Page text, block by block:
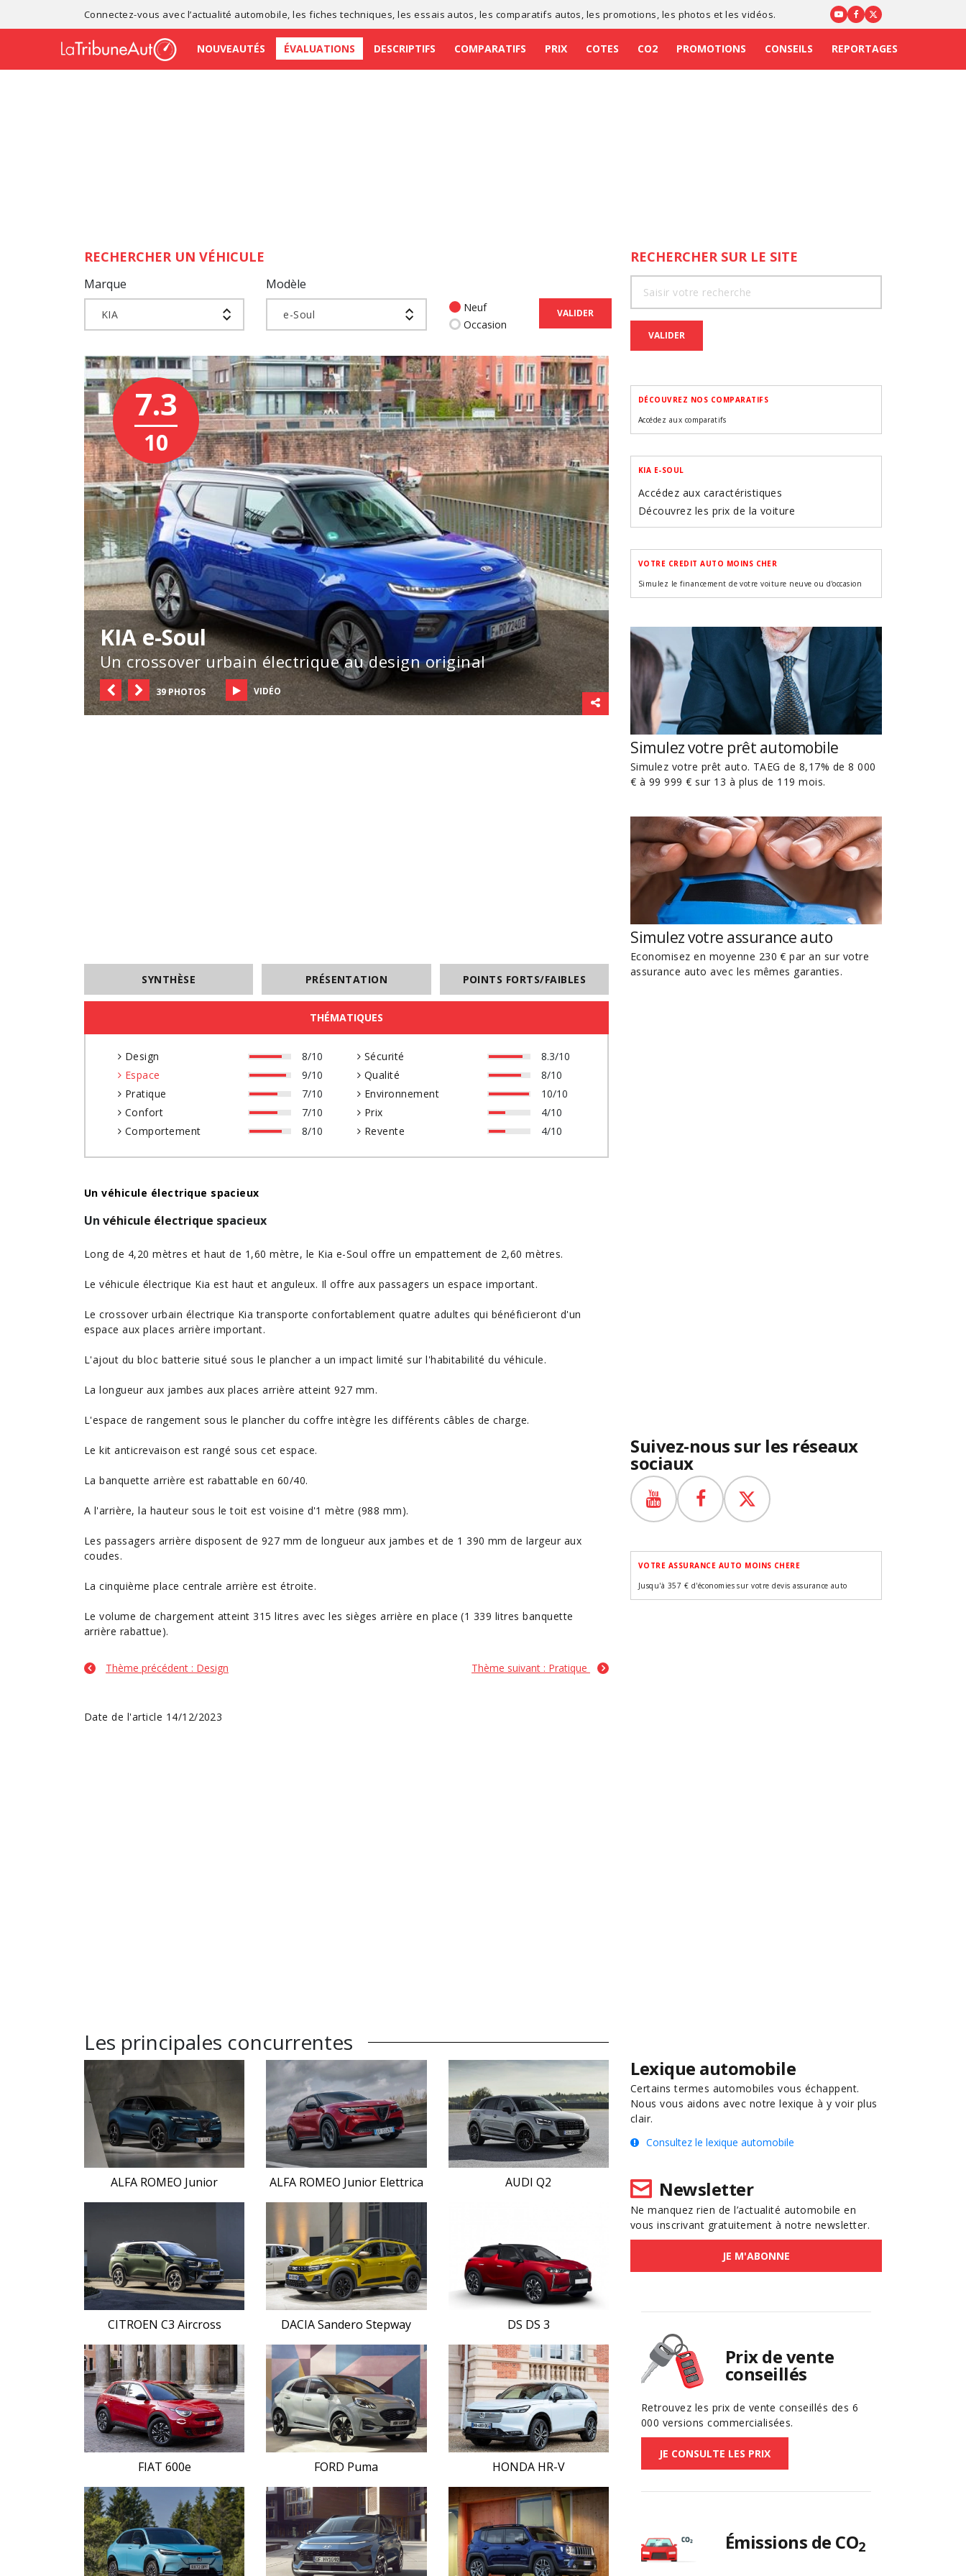
Connectez-vous avec l’actualité automobile , lesfiches techniques , lesessais autos , les comparatifs autos , les promotions , les photos et les vidéos.
NOUVEAUTÉS ÉVALUATIONS DESCRIPTIFS COMPARATIFS PRIX COTES CO2 PROMOTIONS CONSEILS REPORTAGES
RECHERCHER UN VÉHICULE
Marque
KIA
Modèle
e-Soul
Neuf
Occasion
VALIDER
7.3
10
KIA e-Soul
Un crossover urbain électrique au design original
39 PHOTOS VIDÉO
SYNTHÈSE PRÉSENTATION POINTS FORTS/FAIBLES
THÉMATIQUES
Design
8/10
Espace
9/10
Pratique
7/10
Confort
7/10
Comportement
8/10
Sécurité
8.3/10
Qualité
8/10
Environnement
10/10
Prix
4/10
Revente
4/10
Un véhicule électrique spacieux
Un véhicule électrique spacieux
Long de 4,20 mètres et haut de 1,60 mètre, le Kia e-Soul offre un empattement de 2,60 mètres.
Le véhicule électrique Kia est haut et anguleux. Il offre aux passagers unespace important.
Le crossover urbain électrique Kia transporte confortablement quatre adultes qui bénéficieront d'un
espace aux places arrière important.
L'ajout du bloc batterie situé sous le plancher a un impact limité sur l'habitabilité du véhicule.
La longueur aux jambes aux places arrière atteint 927 mm.
L'espace de rangement sous le plancher du coffre intègre les différents câbles de charge.
Le kit anticrevaison est rangé sous cet espace.
La banquette arrière est rabattable en 60/40.
A l'arrière, la hauteur sous le toit est voisine d'1 mètre (988 mm).
Les passagers arrière disposent de 927 mm de longueur aux jambes et de 1 390 mm de largeur aux
coudes.
La cinquième place centrale arrière est étroite.
Le volume de chargement atteint 315 litres avec les sièges arrière en place (1 339 litres banquette
arrière rabattue).
Thème précédent : Design Thème suivant : Pratique
Date de l'article 14/12/2023
Les principales concurrentes
ALFA ROMEO Junior ALFA ROMEO Junior Elettrica AUDI Q2
CITROEN C3 Aircross DACIA Sandero Stepway DS DS 3
FIAT 600e FORD Puma HONDA HR-V
RECHERCHER SUR LE SITE
VALIDER
DÉCOUVREZ NOS COMPARATIFS
Accédez aux comparatifs
KIA E-SOUL
Accédez aux caractéristiques
Découvrez les prix de la voiture
VOTRE CREDIT AUTO MOINS CHER
Simulez le financement de votre voiture neuve ou d'occasion
Simulez votre prêt automobile
Simulez votre prêt auto. TAEG de 8,17% de 8 000
€ à 99 999 € sur 13 à plus de 119 mois.
Simulez votre assurance auto
Economisez en moyenne 230 € par an sur votre
assurance auto avec les mêmes garanties.
Suivez-nous sur les réseaux
sociaux
VOTRE ASSURANCE AUTO MOINS CHERE
Jusqu'à 357 € d'économies sur votre devis assurance auto
Lexique automobile
Certains termes automobiles vous échappent.
Nous vous aidons avec notre lexique à y voir plus
clair.
Consultez le lexique automobile
Newsletter
Ne manquez rien de l’actualité automobile en
vous inscrivant gratuitement à notre newsletter.
JE M'ABONNE
Prix de vente
conseillés
Retrouvez les prix de vente conseillés des 6
000 versions commercialisées.
JE CONSULTE LES PRIX
Émissions de CO2